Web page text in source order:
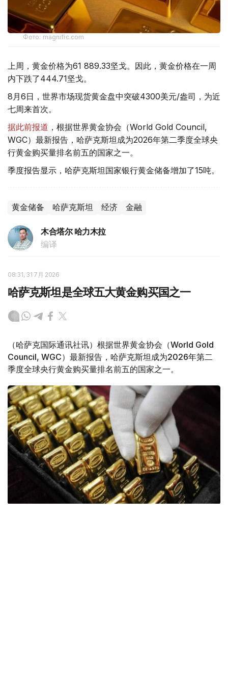
Фото: magnific.com
上周，黄金价格为61 889.33坚戈。因此，黄金价格在一周
内下跌了444.71坚戈。
8月6日，世界市场现货黄金盘中突破4300美元/盎司，为近
七周来首次。
据此前报道 ，根据世界黄金协会（World Gold Council,
WGC）最新报告，哈萨克斯坦成为2026年第二季度全球央
行黄金购买量排名前五的国家之一。
季度报告显示，哈萨克斯坦国家银行黄金储备增加了15吨。
黄金储备 哈萨克斯坦 经济 金融
木合塔尔 哈力木拉
编译
08:31, 31 7月 2026
哈萨克斯坦是全球五大黄金购买国之一
（哈萨克国际通讯社讯）根据世界黄金协会（World Gold
Council, WGC）最新报告，哈萨克斯坦成为2026年第二
季度全球央行黄金购买量排名前五的国家之一。